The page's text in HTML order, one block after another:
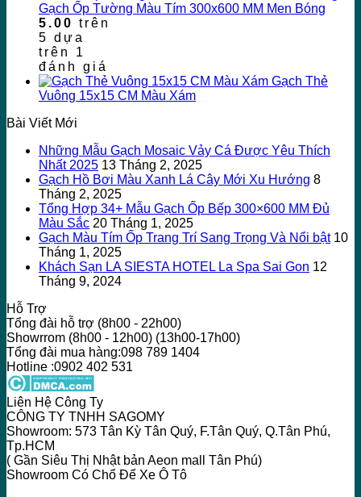
Gạch Ốp Tường Màu Tím 300x600 MM Men Bóng
5.00 trên
5 dựa
trên 1
đánh giá
Gạch Thẻ
Vuông 15x15 CM Màu Xám
Bài Viết Mới
Những Mẫu Gạch Mosaic Vảy Cá Được Yêu Thích
Nhất 2025 13 Tháng 2, 2025
Gạch Hồ Bơi Màu Xanh Lá Cây Mới Xu Hướng 8
Tháng 2, 2025
Tổng Hợp 34+ Mẫu Gạch Ốp Bếp 300×600 MM Đủ
Màu Sắc 20 Tháng 1, 2025
Gạch Màu Tím Ốp Trang Trí Sang Trọng Và Nổi bật 10
Tháng 1, 2025
Khách Sạn LA SIESTA HOTEL La Spa Sai Gon 12
Tháng 9, 2024
Hỗ Trợ
Tổng đài hỗ trợ (8h00 - 22h00)
Showrrom (8h00 - 12h00) (13h00-17h00)
Tổng đài mua hàng:098 789 1404
Hotline :0902 402 531
Liên Hệ Công Ty
CÔNG TY TNHH SAGOMY
Showroom: 573 Tân Kỳ Tân Quý, F.Tân Quý, Q.Tân Phú,
Tp.HCM
( Gần Siêu Thị Nhật bản Aeon mall Tân Phú)
Showroom Có Chổ Để Xe Ô Tô